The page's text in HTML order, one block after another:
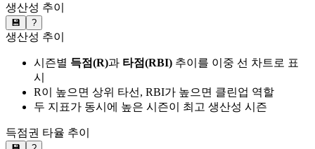
생산성 추이
💾 ?
생산성 추이
시즌별 득점(R)과 타점(RBI) 추이를 이중 선 차트로 표
시
R이 높으면 상위 타선, RBI가 높으면 클린업 역할
두 지표가 동시에 높은 시즌이 최고 생산성 시즌
득점권 타율 추이